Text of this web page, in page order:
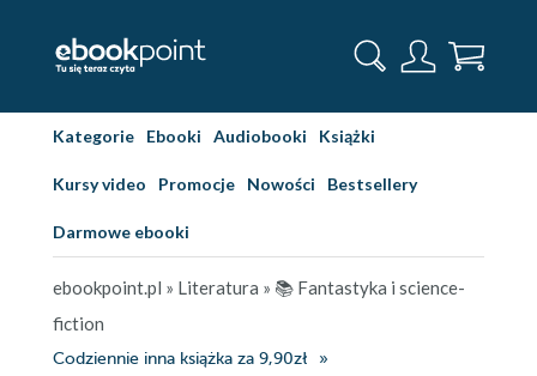
Kategorie Ebooki Audiobooki Książki
Kursy video Promocje Nowości Bestsellery
Darmowe ebooki
ebookpoint.pl » Literatura » 📚 Fantastyka i science-
fiction
Codziennie inna książka za 9,90zł